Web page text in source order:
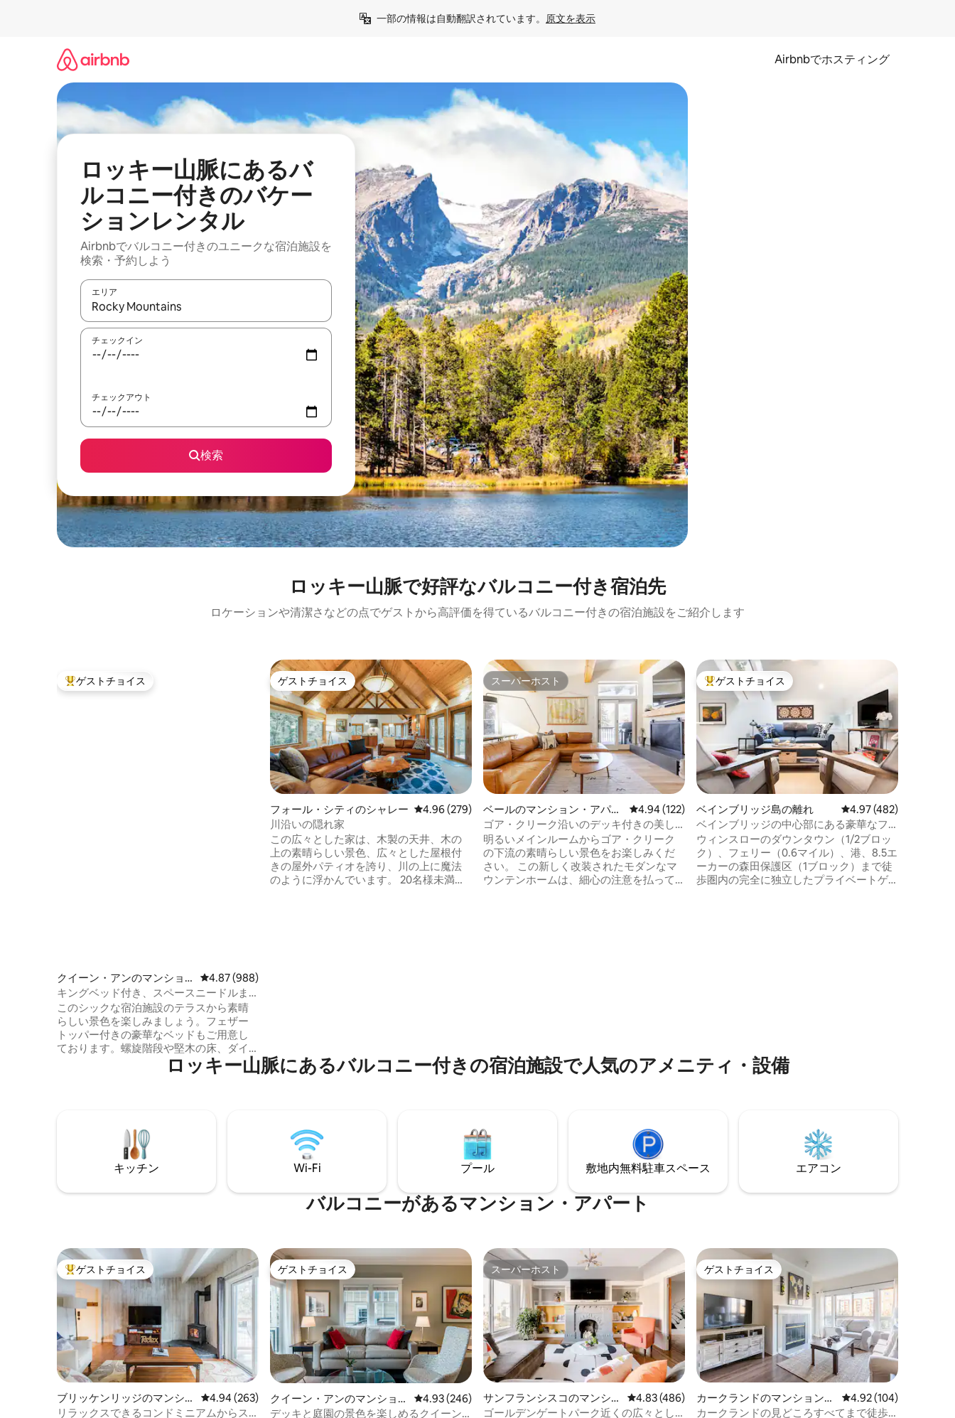
一部の情報は自動翻訳されています。 原文を表示
Airbnbでホスティング
ロッキー山脈にあるバ
ルコニー付きのバケー
ションレンタル
Airbnbでバルコニー付きのユニークな宿泊施設を
検索・予約しよう
エリア
検索結果が表示されたら、上下の矢印キーを使って移動するか、画面をタッチまたはスワイプして検索結果を確認することができます。
チェックイン
チェックアウト
検索
ロッキー山脈で好評なバルコニー付き宿泊先
ロケーションや清潔さなどの点でゲストから高評価を得ているバルコニー付きの宿泊施設をご紹介します
大好評のゲストチョイスです。
ゲストチョイス
クイーン・アンのマンショ
ン・アパート
レビュー988件、5つ星中4.87つ星の平均評価
4.87 (988)
キングベッド付き、スペースニードルま
で徒歩で行けるヴィンテージビュー
このシックな宿泊施設のテラスから素晴
らしい景色を楽しみましょう。フェザー
トッパー付きの豪華なベッドもご用意し
ております。螺旋階段や堅木の床、ダイ
ニングテーブルや椅子の豊かなダークウ
ッドまで、美しいディテールもありま
ランドマーク建物の中にあります。 アパ
ートは美しく家具が取り付けられてお
り、フェザートッパー付きの高級ベッ
ド、眺めの良いデッキ、そして完璧な滞
在に必要なすべてのディテールが備わっ
ています。 アパートには、クイーンベッ
や追加のゲストに最適なツインベッドが2
台あります。 無料の路上駐車場がたくさ
んあります。また、車道には2台分のスペ
ースがあり、空いているときはいつでも
ご利用いただけます。 キッチンには、あ
らゆる調理のニーズに対応するものが揃
っています。 コーヒーとクリーマーを含
む、必要な調味料やその他のものがすべ
て揃っています（優先事項）。 今後もシ
アトルを訪れることができるよう、手頃
な価格でご滞在を楽しんでいただけるよ
う最善を尽くします。 多くの方が早めに
チェックインできることを望んでいま
ゲストチョイス
ゲストチョイス
フォール・シティのシャレー レビュー279件、5つ星中4.96つ星の平均評価
4.96 (279)
川沿いの隠れ家
この広々とした家は、木製の天井、木の
上の素晴らしい景色、広々とした屋根付
きの屋外パティオを誇り、川の上に魔法
のように浮かんでいます。 20名様未満の
広々としたリビングスペース • 屋外暖炉と
大きなバーベキューを備えた1,000平方フ
ヤード台***下記の注を参照*** • ダーツボ
ード＆ボードゲーム •すべての寝室と共有
スペースにケーブルテレビ（合計6台、50
～65インチ） •HBO、SHOWTIME、
STARZ、CINEMAX、TMCなど260以上の
テレビチャンネル • 100 Mbpsのダウンロ
ード速度のワイヤレスインターネット •舗
• DVD/ブルーレイプレーヤー ***注-ビリヤ
ードルームには外に出てアクセスする必
要があります。 母屋からアクセスできな
い低層階にあります*** ~~~~~~~~~~~~ キ
ッチン~~~~~~~~~~~~ • ウルフ社製ガス
コンロ • 十分なお皿、調理器具、ドリンク
ウェア • 基本的な調味料（塩、コショウ、
油など） • 鍋、フライパン、ベーキングウ
ェア • キューリグコーヒーメーカー
~~~~~~~~~~~~ 駐車場 ~~~~~~~~~~~~ •
舗装されたスペース6台分 • RVスペース1
台分 ~~~~~~~~ 追加のリクエスト
スーパーホスト
スーパーホスト
ベールのマンション・アパー
ト
レビュー122件、5つ星中4.94つ星の平均評価
4.94 (122)
ゴア・クリーク沿いのデッキ付きの美し
いウェスト・ベイルのコンドミニアム
明るいメインルームからゴア・クリーク
の下流の素晴らしい景色をお楽しみくだ
さい。 この新しく改装されたモダンなマ
ウンテンホームは、細心の注意を払って
しいソファでくつろぎながら映画を見て
みましょう。 ベッドから出るのが苦手に
があります！ メールまたはお電話でいつ
でも対応いたします。 私たちは建物内に
いることもあれば、電話で連絡がつく場
合もあります。 喜んでお手伝いさせてい
ただきます。 私たちはウェストベイルの
ゴア・クリークにいます。 川を見下ろ
し、無料のヴェイルバスのPtarmigan停留
で、私たちのお気に入りのレストランや
食料品店があります。 お車でお越しの場
合はお知らせください。 ここに着いた
ら、無料のベイルバスが便利です。運転
する必要はありません。 ただ覚えておい
てください： 「赤で乗車」 「緑は家に帰
る」 私たちはゲレンデを滑るのが大好き
です。ベイルのおすすめスポットについ
てのアドバイスが必要な場合はお知らせ
ください！
大好評のゲストチョイスです。
ゲストチョイス
ベインブリッジ島の離れ レビュー482件、5つ
4.97 (482)
ベインブリッジの中心部にある豪華なフ
ァームハウススタイルの宿泊先
ウィンスローのダウンタウン（1/2ブロッ
ク）、フェリー（0.6マイル）、港、8.5エ
ーカーの森田保護区（1ブロック）まで徒
歩圏内の完全に独立したプライベートゲ
ロッキー山脈にあるバルコニー付きの宿泊施設で人気のアメニティ・設備
キッチン Wi-Fi プール 敷地内無料駐⁠車ス⁠ペ⁠ー⁠ス エアコン
バルコニーがあるマンション・アパート
大好評のゲストチョイスです。
ゲストチョイス
ブリッケンリッジのマンショ
ン・アパート
レビュー263件、5つ星中4.94つ星の平均評価
4.94 (263)
リラックスできるコンドミニアムからス
ゲストチョイス
ゲストチョイス
クイーン・アンのマンショ
ン・アパート
レビュー246件、5つ星中4.93つ星の平均評価
4.93 (246)
デッキと庭園の景色を楽しめるクイーン
スーパーホスト
スーパーホスト
サンフランシスコのマンショ
ン・アパート
レビュー486件、5つ星中4.83つ星の平均評価
4.83 (486)
ゴールデンゲートパーク近くの広々とし
ゲストチョイス
ゲストチョイス
カークランドのマンション・
アパート
レビュー104件、5つ
4.92 (104)
カークランドの見どころすべてまで徒歩